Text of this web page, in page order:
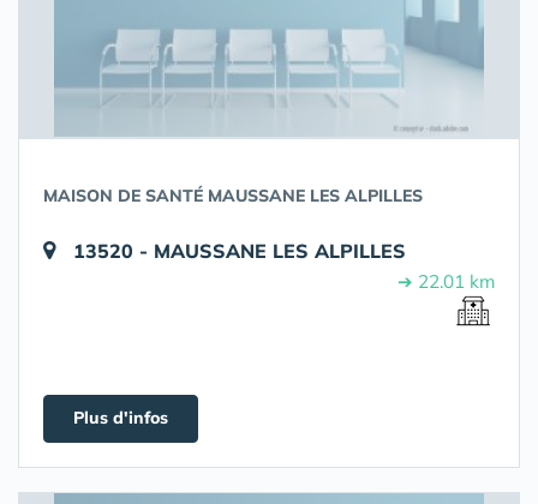
MAISON DE SANTÉ MAUSSANE LES ALPILLES
13520 - MAUSSANE LES ALPILLES
➔ 22.01 km
Plus d'infos